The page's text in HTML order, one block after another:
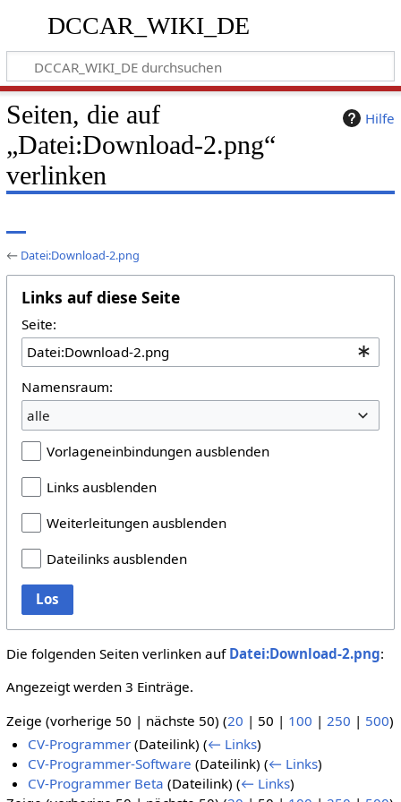
DCCAR_WIKI_DE
Hilfe
Seiten, die auf
„Datei:Download-2.png“
verlinken
← Datei:Download-2.png
Links auf diese Seite
Seite:
Namensraum:
alle
Vorlageneinbindungen ausblenden
Links ausblenden
Weiterleitungen ausblenden
Dateilinks ausblenden
Los
Die folgenden Seiten verlinken auf Datei:Download-2.png:
Angezeigt werden 3 Einträge.
Zeige (vorherige 50 | nächste 50) (20 | 50 | 100 | 250 | 500)
CV-Programmer (Dateilink)(← Links)
CV-Programmer-Software (Dateilink)(← Links)
CV-Programmer Beta (Dateilink)(← Links)